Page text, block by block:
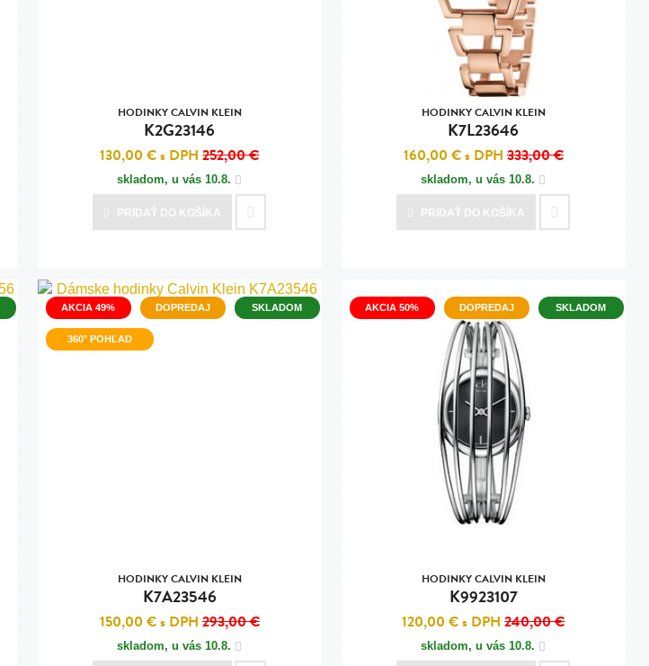
HODINKY CALVIN KLEIN
K2G23146
130,00 €s DPH 252,00 €
skladom, u vás 10.8.
PRIDAŤ DO KOŠÍKA
HODINKY CALVIN KLEIN
K7L23646
160,00 €s DPH 333,00 €
skladom, u vás 10.8.
PRIDAŤ DO KOŠÍKA
AKCIA 49% DOPREDAJ
360° POHĽAD
SKLADOM
HODINKY CALVIN KLEIN
K7A23546
150,00 €s DPH 293,00 €
skladom, u vás 10.8.
AKCIA 50% DOPREDAJ SKLADOM
HODINKY CALVIN KLEIN
K9923107
120,00 €s DPH 240,00 €
skladom, u vás 10.8.